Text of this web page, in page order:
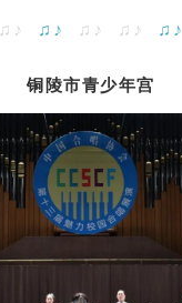
♫♪ ♫♪ ♫♪ ♫♪ ♫♪
铜陵市青少年宫